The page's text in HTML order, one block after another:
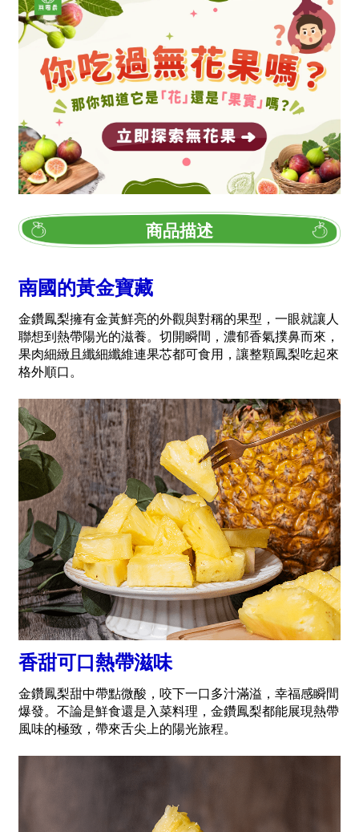
商品描述
南國的黃金寶藏
金鑽鳳梨擁有金黃鮮亮的外觀與對稱的果型，一眼就讓人
聯想到熱帶陽光的滋養。切開瞬間，濃郁香氣撲鼻而來，
果肉細緻且纖細纖維連果芯都可食用，讓整顆鳳梨吃起來
格外順口。
香甜可口熱帶滋味
金鑽鳳梨甜中帶點微酸，咬下一口多汁滿溢，幸福感瞬間
爆發。不論是鮮食還是入菜料理，金鑽鳳梨都能展現熱帶
風味的極致，帶來舌尖上的陽光旅程。